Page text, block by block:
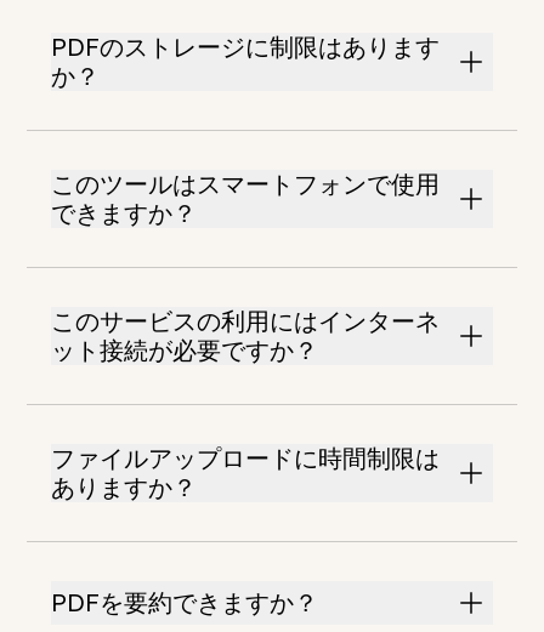
PDFのストレージに制限はあります
か？
このツールはスマートフォンで使用
できますか？
このサービスの利用にはインターネ
ット接続が必要ですか？
ファイルアップロードに時間制限は
ありますか？
PDFを要約できますか？